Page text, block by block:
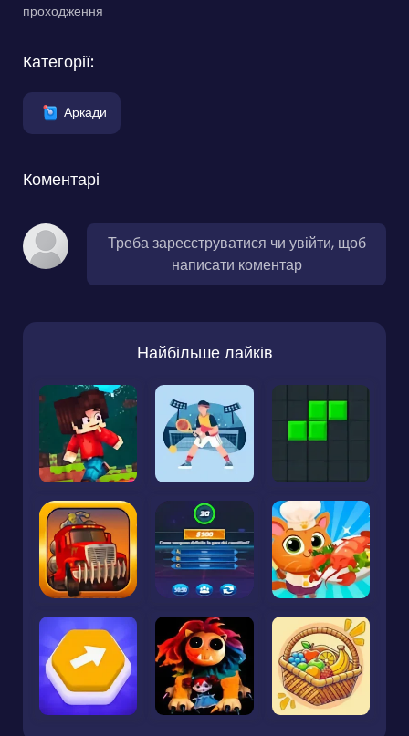
проходження
Категорії:
Аркади
Коментарі
Треба зареєструватися чи увійти, щоб
написати коментар
Найбільше лайків